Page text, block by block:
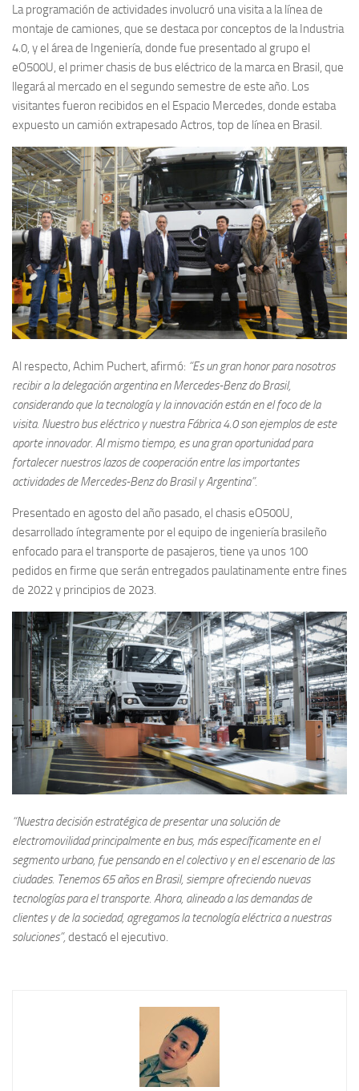
La programación de actividades involucró una visita a la línea de
montaje de camiones, que se destaca por conceptos de la Industria
4.0, y el área de Ingeniería, donde fue presentado al grupo el
eO500U, el primer chasis de bus eléctrico de la marca en Brasil, que
llegará al mercado en el segundo semestre de este año. Los
visitantes fueron recibidos en el Espacio Mercedes, donde estaba
expuesto un camión extrapesado Actros, top de línea en Brasil.
Al respecto, Achim Puchert, afirmó: “Es un gran honor para nosotros
recibir a la delegación argentina en Mercedes-Benz do Brasil,
considerando que la tecnología y la innovación están en el foco de la
visita. Nuestro bus eléctrico y nuestra Fábrica 4.0 son ejemplos de este
aporte innovador. Al mismo tiempo, es una gran oportunidad para
fortalecer nuestros lazos de cooperación entre las importantes
actividades de Mercedes-Benz do Brasil y Argentina”.
Presentado en agosto del año pasado, el chasis eO500U,
desarrollado íntegramente por el equipo de ingeniería brasileño
enfocado para el transporte de pasajeros, tiene ya unos 100
pedidos en firme que serán entregados paulatinamente entre fines
de 2022 y principios de 2023.
“Nuestra decisión estratégica de presentar una solución de
electromovilidad principalmente en bus, más específicamente en el
segmento urbano, fue pensando en el colectivo y en el escenario de las
ciudades. Tenemos 65 años en Brasil, siempre ofreciendo nuevas
tecnologías para el transporte. Ahora, alineado a las demandas de
clientes y de la sociedad, agregamos la tecnología eléctrica a nuestras
soluciones”, destacó el ejecutivo.